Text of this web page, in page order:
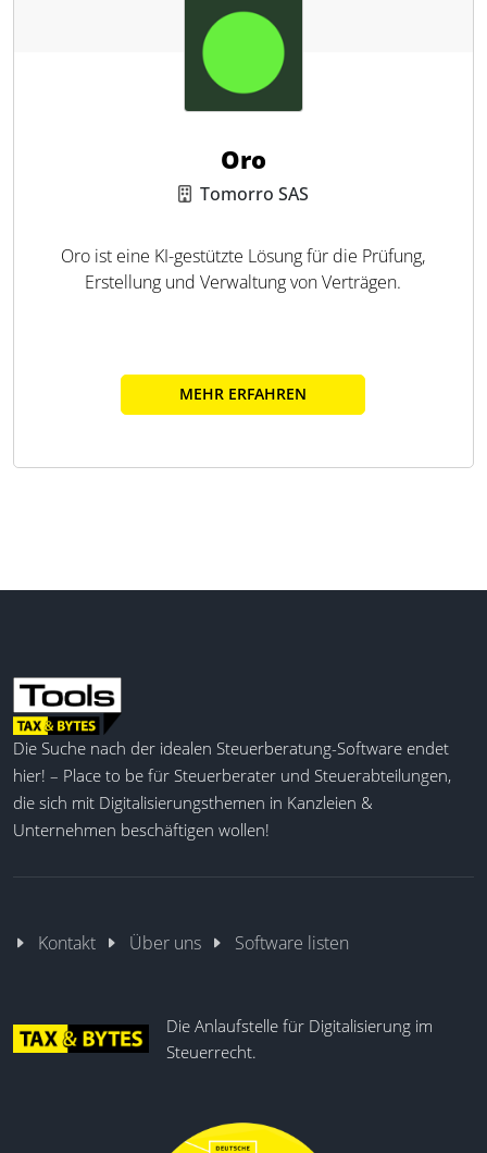
Oro
Tomorro SAS
Oro ist eine KI-gestützte Lösung für die Prüfung,
Erstellung und Verwaltung von Verträgen.
MEHR ERFAHREN
Die Suche nach der idealen Steuerberatung-Software endet
hier! – Place to be für Steuerberater und Steuerabteilungen,
die sich mit Digitalisierungsthemen in Kanzleien &
Unternehmen beschäftigen wollen!
Kontakt Über uns Software listen
Die Anlaufstelle für Digitalisierung im
Steuerrecht.